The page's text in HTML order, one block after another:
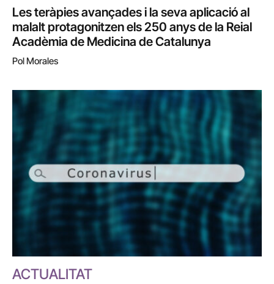
Les teràpies avançades i la seva aplicació al
malalt protagonitzen els 250 anys de la Reial
Acadèmia de Medicina de Catalunya
Pol Morales
ACTUALITAT